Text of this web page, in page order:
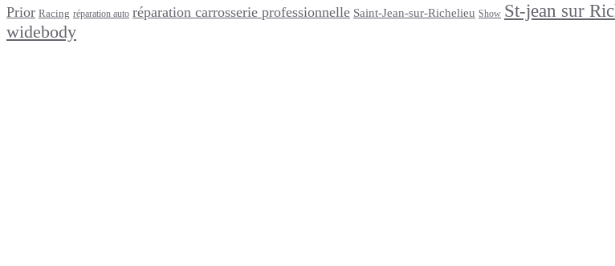
Prior Racing réparation auto réparation carrosserie professionnelle Saint-Jean-sur-Richelieu Show St-jean sur
widebody